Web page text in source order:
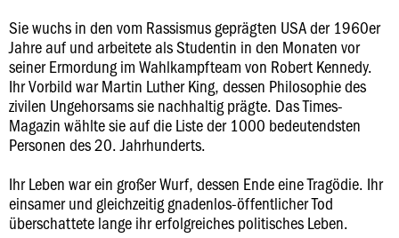
Sie wuchs in den vom Rassismus geprägten USA der 1960er
Jahre auf und arbeitete als Studentin in den Monaten vor
seiner Ermordung im Wahlkampfteam von Robert Kennedy.
Ihr Vorbild war Martin Luther King, dessen Philosophie des
zivilen Ungehorsams sie nachhaltig prägte. Das Times-
Magazin wählte sie auf die Liste der 1000 bedeutendsten
Personen des 20. Jahrhunderts.
Ihr Leben war ein großer Wurf, dessen Ende eine Tragödie. Ihr
einsamer und gleichzeitig gnadenlos-öffentlicher Tod
überschattete lange ihr erfolgreiches politisches Leben.